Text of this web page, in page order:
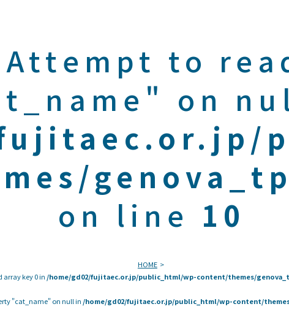
to
on
on line 10
HOME
array key 0 in /home/gd02/fujitaec.or.jp/public_html/wp-content/themes/
"cat_name" on null in /home/gd02/fujitaec.or.jp/public_html/wp-content/